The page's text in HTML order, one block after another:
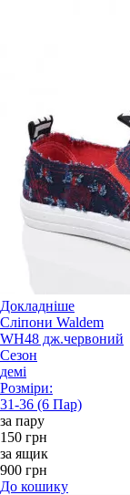
Докладніше
Сліпони Waldem
WH48 дж.червоний
Сезон
демі
Розміри:
31-36 (6 Пар)
за пару
150 грн
за ящик
900 грн
До кошику